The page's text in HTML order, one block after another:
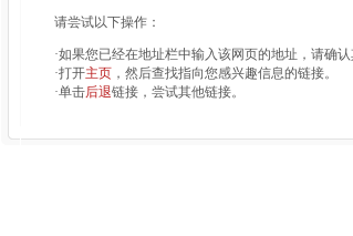
请尝试以下操作：
·如果您已经在地址栏中输入该网页的地址，请确认
·打开主页 ，然后查找指向您感兴趣信息的链接。
·单击后退链接，尝试其他链接。